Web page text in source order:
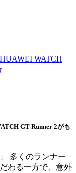
GT Runner 2がも
多くのランナー
わる一方で、意外